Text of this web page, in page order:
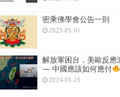
密乘佛學會公告一則
2025-05-01
解放軍困台，美歐反應
— 中國應該如何應付
2024-05-25